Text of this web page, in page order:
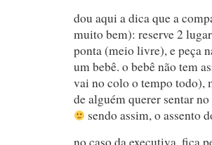
dou aqui a dica que a
muito bem): reserve 2
ponta (meio livre), e peça
um bebê. o bebê não tem
vai no colo o tempo todo),
de alguém querer sentar
sendo assim, o assento